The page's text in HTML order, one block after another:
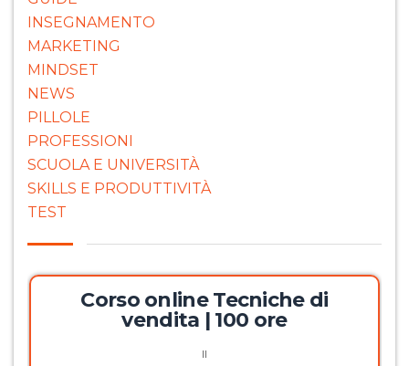
INSEGNAMENTO
MARKETING
MINDSET
NEWS
PILLOLE
PROFESSIONI
SCUOLA E UNIVERSITÀ
SKILLS E PRODUTTIVITÀ
TEST
Corso online Tecniche di
vendita | 100 ore
Il